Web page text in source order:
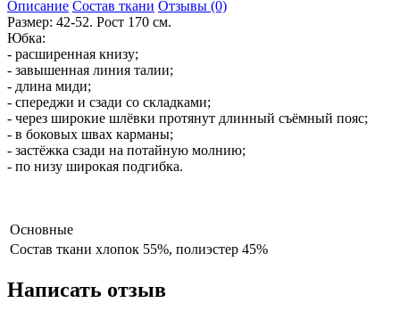
Описание Состав ткани Отзывы (0)
Размер: 42-52. Рост 170 см.
Юбка:
- расширенная книзу;
- завышенная линия талии;
- длина миди;
- спереджи и сзади со складками;
- через широкие шлёвки протянут длинный съёмный пояс;
- в боковых швах карманы;
- застёжка сзади на потайную молнию;
- по низу широкая подгибка.
Основные
Состав ткани хлопок 55%, полиэстер 45%
Написать отзыв